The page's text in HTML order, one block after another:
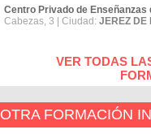
Centro Privado de Enseñanzas
Cabezas, 3 | Ciudad: JEREZ DE
VER TODAS
OTRA FORMACIÓN